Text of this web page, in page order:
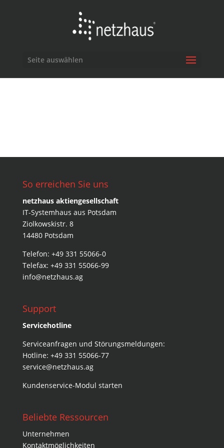
Seite auswählen
So erreichen Sie uns
netzhaus aktiengesellschaft
IT-Systemhaus aus Potsdam
Ziolkowskistr. 8
14480 Potsdam
Telefon: +49 331 55066-0
Telefax: +49 331 55066-99
info@netzhaus.ag
Support
Servicehotline
Serviceanfragen und Störungsmeldungen:
Hotline: +49 331 55066-77
service@netzhaus.ag
Kundenservice-Modul starten
Beliebte Ressourcen
Unternehmen
Kontaktmöglichkeiten